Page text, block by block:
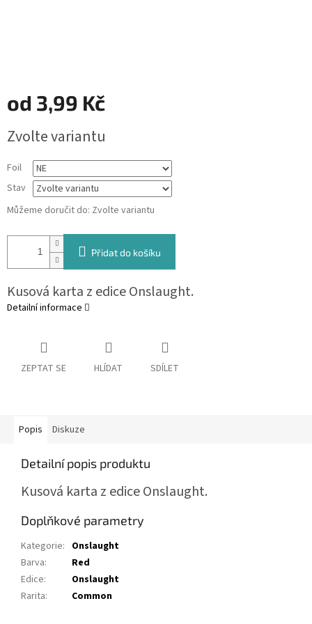
od 3,99 Kč
cena:
Zvolte variantu
Foil
Stav
Můžeme doručit do: Zvolte variantu
Přidat do košíku
Kusová karta z edice Onslaught.
Detailní informace
ZEPTAT SE HLÍDAT SDÍLET
Popis Diskuze
Detailní popis produktu
Kusová karta z edice Onslaught.
Doplňkové parametry
Kategorie: Onslaught
Barva:
Red
Edice:
Onslaught
Rarita: Common